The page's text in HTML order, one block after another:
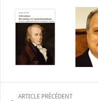
ARTICLE PRÉCÉDENT